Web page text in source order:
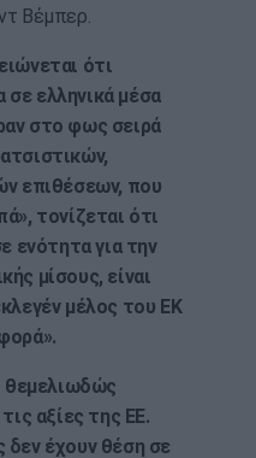
Βέμπερ.
ότι
ελληνικά μέσα
στο φως σειρά
επιθέσεων, που
τονίζεται ότι
ενότητα για την
μίσους, είναι
μέλος του ΕΚ
θεμελιωδώς
αξίες της ΕΕ.
δεν έχουν θέση σε